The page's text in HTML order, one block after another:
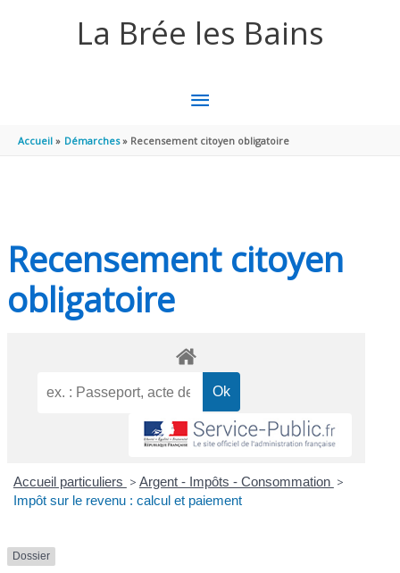
La Brée les Bains
MENU
PRINCIPAL
Accueil Démarches Recensement citoyen obligatoire
Recensement citoyen
obligatoire
Accueil particuliers > Argent - Impôts - Consommation >
Impôt sur le revenu : calcul et paiement
Dossier